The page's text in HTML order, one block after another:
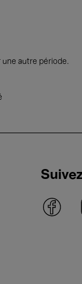
une autre période.